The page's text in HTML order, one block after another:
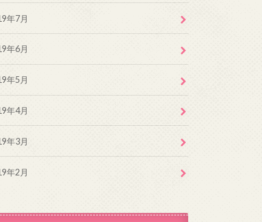
年7月
年6月
年5月
年4月
年3月
年2月